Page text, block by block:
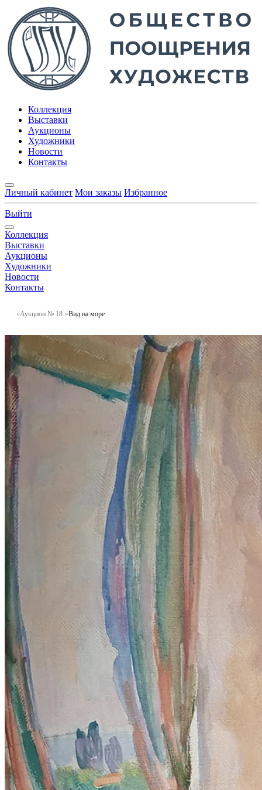
Коллекция
Выставки
Аукционы
Художники
Новости
Контакты
Личный кабинет Мои заказы Избранное
Выйти
Коллекция
Выставки
Аукционы
Художники
Новости
Контакты
Аукцион № 18 Вид на море